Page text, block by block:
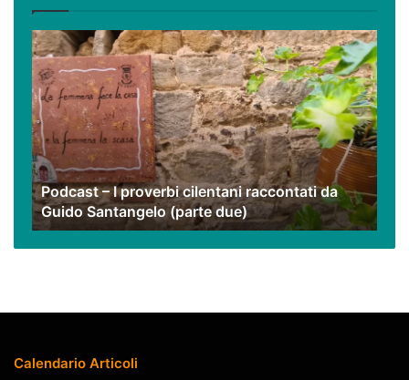
video
Podcast
–
I
proverbi
cilentani
raccontati
da
Guido
Santangelo
(parte
due)
Podcast – I proverbi cilentani raccontati da
Guido Santangelo (parte due)
Calendario Articoli